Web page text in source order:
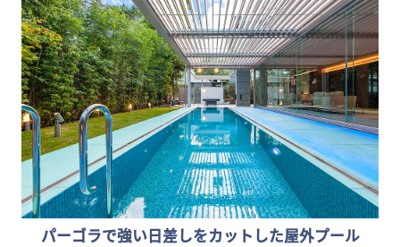
パーゴラで強い日差しをカットした屋外プール